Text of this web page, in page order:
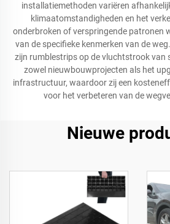
installatiemethoden variëren
klimaatomstandigheden en het
onderbroken of verspringende patronen
van de specifieke kenmerken van de
zijn rumblestrips op de vluchtstrook van
zowel nieuwbouwprojecten als het
infrastructuur, waardoor zij een
voor het verbeteren van de
Nieuwe